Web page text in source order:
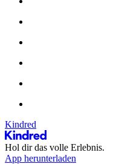
Kindred
Hol dir das volle Erlebnis.
App herunterladen